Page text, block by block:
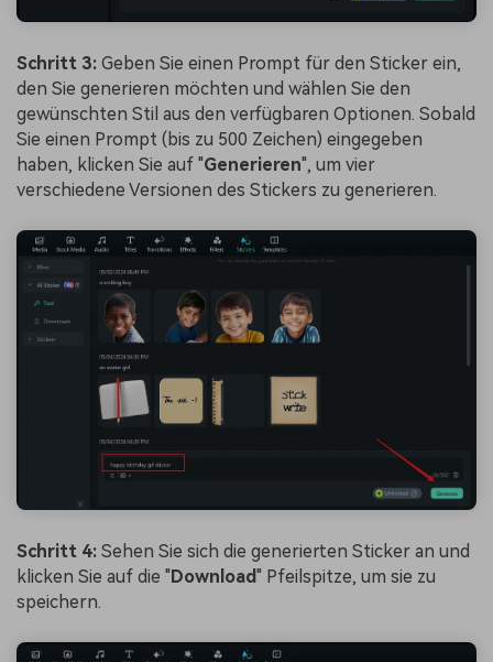
Schritt 3: Geben Sie einen Prompt für den Sticker ein,
den Sie generieren möchten und wählen Sie den
gewünschten Stil aus den verfügbaren Optionen. Sobald
Sie einen Prompt (bis zu 500 Zeichen) eingegeben
haben, klicken Sie auf "Generieren", um vier
verschiedene Versionen des Stickers zu generieren.
Schritt 4: Sehen Sie sich die generierten Sticker an und
klicken Sie auf die "Download" Pfeilspitze, um sie zu
speichern.